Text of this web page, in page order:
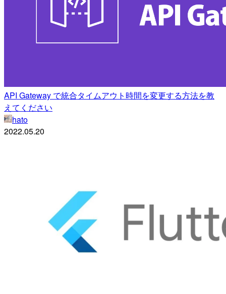
API Gateway で統合タイムアウト時間を変更する方法を教
えてください
hato
2022.05.20